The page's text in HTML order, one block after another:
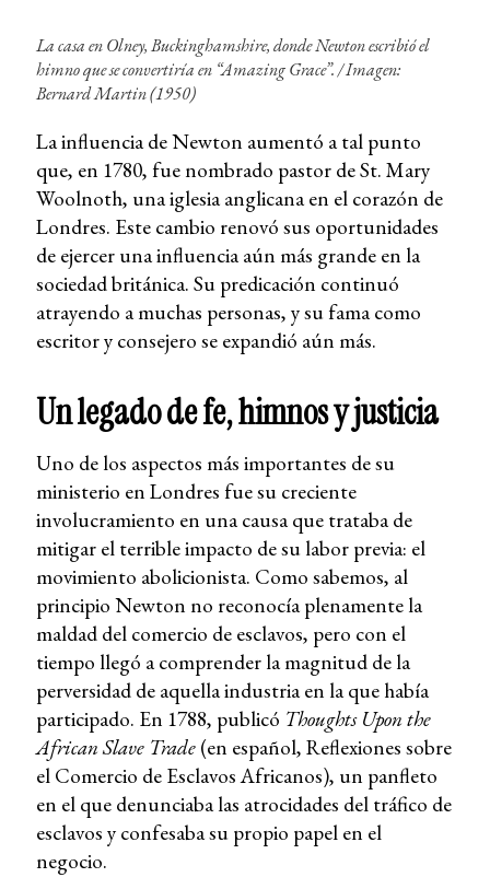
La casa en Olney, Buckinghamshire, donde Newton escribió el
himno que se convertiría en “Amazing Grace”. / Imagen:
Bernard Martin (1950)
La influencia de Newton aumentó a tal punto
que, en 1780, fue nombrado pastor de St. Mary
Woolnoth, una iglesia anglicana en el corazón de
Londres. Este cambio renovó sus oportunidades
de ejercer una influencia aún más grande en la
sociedad británica. Su predicación continuó
atrayendo a muchas personas, y su fama como
escritor y consejero se expandió aún más.
Un legado de fe, himnos y justicia
Uno de los aspectos más importantes de su
ministerio en Londres fue su creciente
involucramiento en una causa que trataba de
mitigar el terrible impacto de su labor previa: el
movimiento abolicionista. Como sabemos, al
principio Newton no reconocía plenamente la
maldad del comercio de esclavos, pero con el
tiempo llegó a comprender la magnitud de la
perversidad de aquella industria en la que había
participado. En 1788, publicó Thoughts Upon the
African Slave Trade(en español, Reflexiones sobre
el Comercio de Esclavos Africanos), un panfleto
en el que denunciaba las atrocidades del tráfico de
esclavos y confesaba su propio papel en el
negocio.